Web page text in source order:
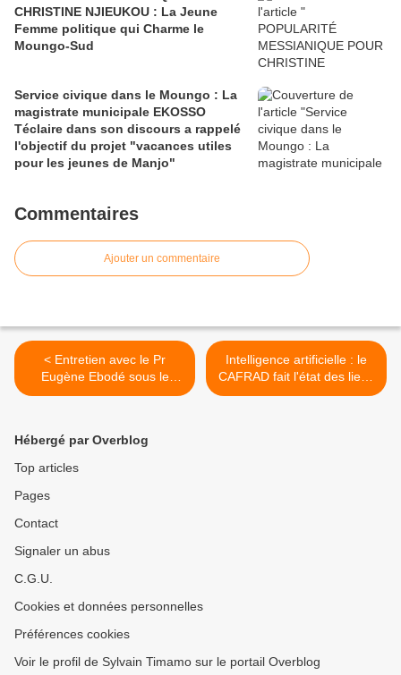
CHRISTINE NJIEUKOU : La Jeune
Femme politique qui Charme le
Moungo-Sud
Service civique dans le Moungo : La
magistrate municipale EKOSSO
Téclaire dans son discours a rappelé
l'objectif du projet "vacances utiles
pour les jeunes de Manjo"
Commentaires
Ajouter un commentaire
< Entretien avec le Pr
Eugène Ebodé sous le
signe de la passion.
Intelligence artificielle : le
CAFRAD fait l'état des lieux
>
Hébergé par Overblog
Top articles
Pages
Contact
Signaler un abus
C.G.U.
Cookies et données personnelles
Préférences cookies
Voir le profil de Sylvain Timamo sur le portail Overblog